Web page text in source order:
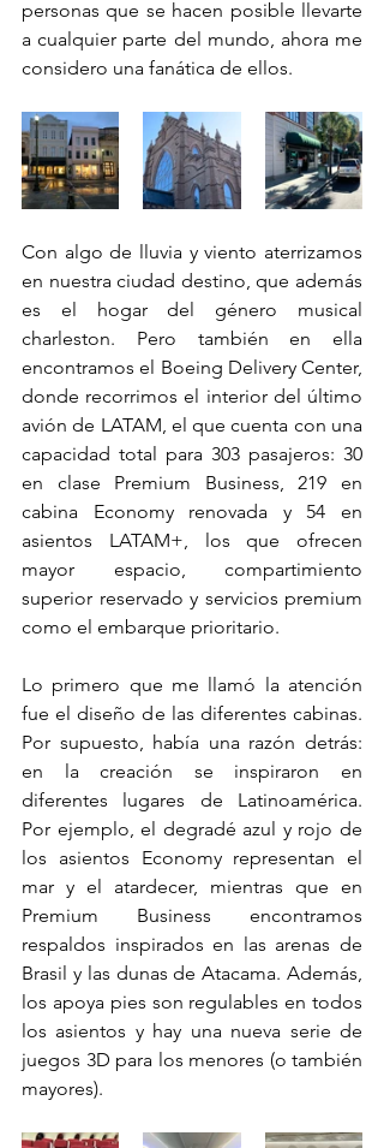
personas que se hacen posible llevarte
a cualquier parte del mundo, ahora me
considero una fanática de ellos.
Con algo de lluvia y viento aterrizamos
en nuestra ciudad destino, que además
es el hogar del género musical
charleston. Pero también en ella
encontramos el Boeing Delivery Center,
donde recorrimos el interior del último
avión de LATAM, el que cuenta con una
capacidad total para 303 pasajeros: 30
en clase Premium Business, 219 en
cabina Economy renovada y 54 en
asientos LATAM+, los que ofrecen
mayor espacio, compartimiento
superior reservado y servicios premium
como el embarque prioritario.
Lo primero que me llamó la atención
fue el diseño de las diferentes cabinas.
Por supuesto, había una razón detrás:
en la creación se inspiraron en
diferentes lugares de Latinoamérica.
Por ejemplo, el degradé azul y rojo de
los asientos Economy representan el
mar y el atardecer, mientras que en
Premium Business encontramos
respaldos inspirados en las arenas de
Brasil y las dunas de Atacama. Además,
los apoya pies son regulables en todos
los asientos y hay una nueva serie de
juegos 3D para los menores (o también
mayores).